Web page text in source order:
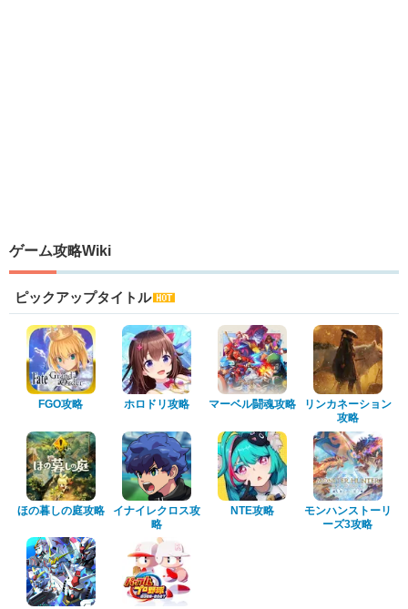
ゲーム攻略Wiki
ピックアップタイトル
FGO攻略 ホロドリ攻略 マーベル闘魂攻略
リンカネーション
攻略
ほの暮しの庭攻略
イナイレクロス攻
略
NTE攻略
モンハンストーリ
ーズ3攻略